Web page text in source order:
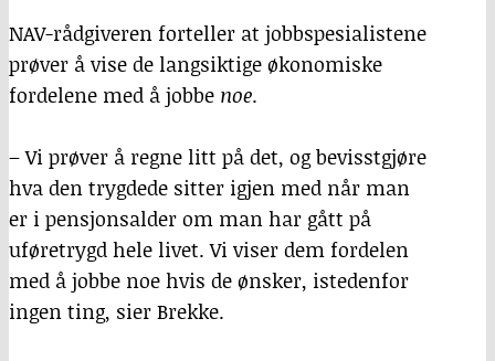
NAV-rådgiveren forteller at jobbspesialistene
prøver å vise de langsiktige økonomiske
fordelene med å jobbe noe.
– Vi prøver å regne litt på det, og bevisstgjøre
hva den trygdede sitter igjen med når man
er i pensjonsalder om man har gått på
uføretrygd hele livet. Vi viser dem fordelen
med å jobbe noe hvis de ønsker, istedenfor
ingen ting, sier Brekke.